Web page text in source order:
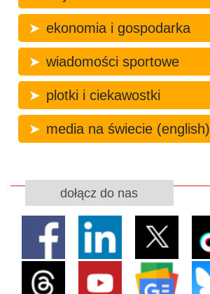
ekonomia i gospodarka
wiadomości sportowe
plotki i ciekawostki
media na świecie (english)
dołącz do nas